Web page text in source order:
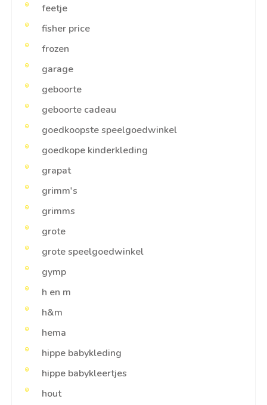
feetje
fisher price
frozen
garage
geboorte
geboorte cadeau
goedkoopste speelgoedwinkel
goedkope kinderkleding
grapat
grimm's
grimms
grote
grote speelgoedwinkel
gymp
h en m
h&m
hema
hippe babykleding
hippe babykleertjes
hout